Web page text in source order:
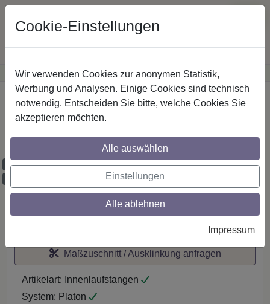
Günstige Versandkosteninnerhalb Österreichs· Sichere Zahlung
Startseite
IL-Stilg. 20 mm 2-lfg. Platon Bento 520 cm
Edelst.-O./Weiß
Maßzuschnitt möglich
Maßzuschnitt / Ausklinkung anfragen
Artikelart: Innenlaufstangen
System: Platon
Cookie-Einstellungen
Wir verwenden Cookies zur anonymen Statistik,
Werbung und Analysen. Einige Cookies sind technisch
notwendig. Entscheiden Sie bitte, welche Cookies Sie
akzeptieren möchten.
Alle auswählen
Einstellungen
Alle ablehnen
Impressum